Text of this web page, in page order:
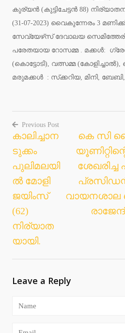
കുര്യൻ (കുട്ടിചേട്ടൻ 88)
(31-07-2023) വൈകുന്നേരം 3
സേവ്യേഴ്‌സ് ദേവാലയ
പരേതയായ റോസമ്മ . മക്കൾ:
(കൊട്ടോടി), വത്സമ്മ (കോളിച്ചാൽ),
മരുമക്കൾ : സ്‌ക്കറിയ, മിനി, ബേബി,
Post
navigation
Previous Post
കാലിച്ചാന
ടുക്കം
പുലിമലയി
ൽ മോളി
ജയിംസ്
(62)
നിര്യാത
യായി.
കെ സി
വായനശാല
Leave a Reply